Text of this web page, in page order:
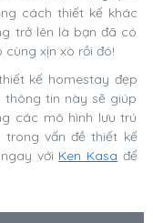
cách thiết kế khác
trở lên là bạn đã có
xịn xò rồi đó!
kế homestay đẹp
thông tin này sẽ giúp
các mô hình lưu trú
trong vấn đề thiết kế
với Ken Kasa để